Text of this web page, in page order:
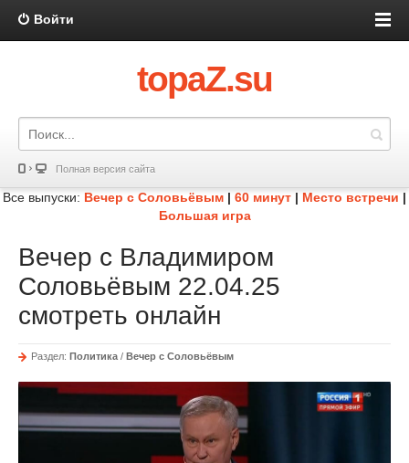
Войти
topaZ.su
Полная версия сайта
Все выпуски: Вечер с Соловьёвым | 60 минут | Место встречи |
Большая игра
Вечер с Владимиром
Соловьёвым 22.04.25
смотреть онлайн
Раздел: Политика / Вечер с Соловьёвым